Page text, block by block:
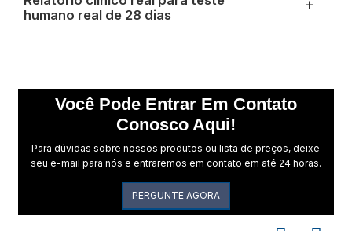
humano real de 28 dias
+
Você Pode Entrar Em Contato
Conosco Aqui!
Para dúvidas sobre nossos produtos ou lista de preços, deixe
seu e-mail para nós e entraremos em contato em até 24 horas.
PERGUNTE AGORA